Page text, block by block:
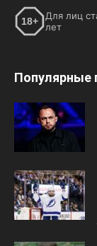
18+
Для лиц
лет
Популярные